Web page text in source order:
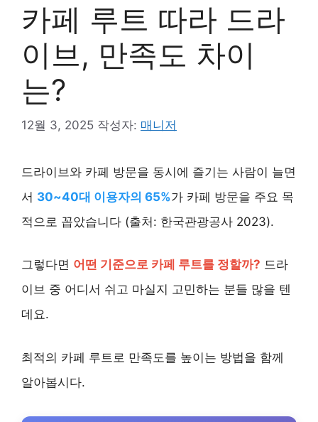
카페 루트 따라 드라
이브, 만족도 차이
는?
12월 3, 2025 작성자: 매니저
드라이브와 카페 방문을 동시에 즐기는 사람이 늘면
서 30~40대 이용자의 65%가 카페 방문을 주요 목
적으로 꼽았습니다 (출처: 한국관광공사 2023).
그렇다면 어떤 기준으로 카페 루트를 정할까? 드라
이브 중 어디서 쉬고 마실지 고민하는 분들 많을 텐
데요.
최적의 카페 루트로 만족도를 높이는 방법을 함께
알아봅시다.